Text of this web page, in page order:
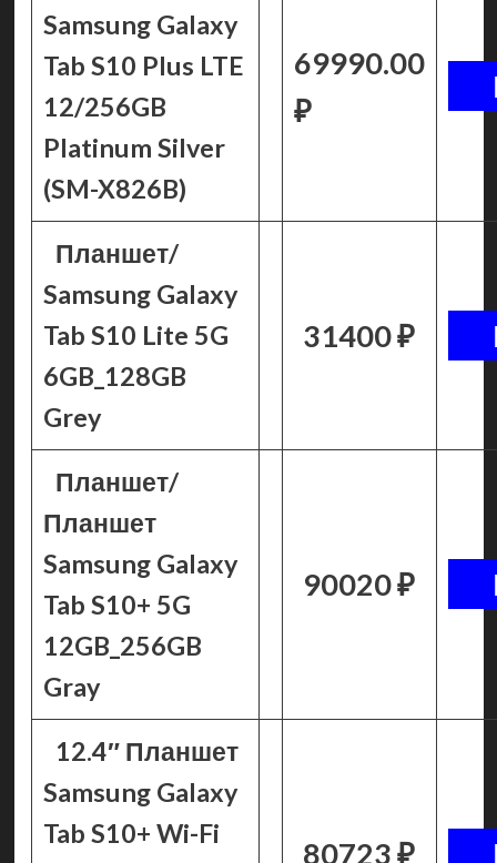
Samsung Galaxy
Tab S10 Plus LTE
12/256GB
Platinum Silver
(SM-X826B)
69990.00
₽
Планшет/
Samsung Galaxy
Tab S10 Lite 5G
6GB_128GB
Grey
31400 ₽
Планшет/
Планшет
Samsung Galaxy
Tab S10+ 5G
12GB_256GB
Gray
90020 ₽
12.4″ Планшет
Samsung Galaxy
Tab S10+ Wi-Fi
80723 ₽